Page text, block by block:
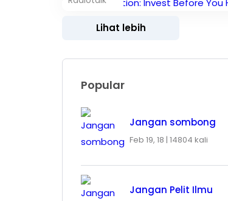
Lihat lebih
Popular
Jangan sombong
Feb 19, 18 | 14804 kali
Jangan Pelit Ilmu